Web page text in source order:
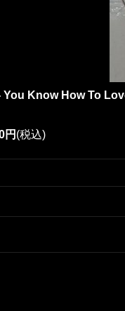
Know How To
円 (税込)